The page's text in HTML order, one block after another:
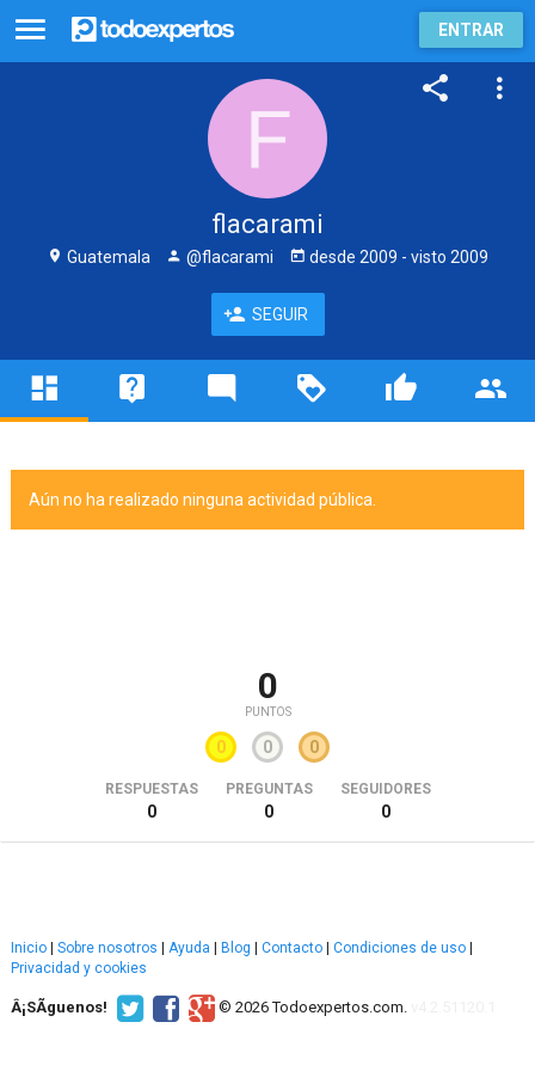
ENTRAR
flacarami
Guatemala @flacarami desde 2009 - visto 2009
SEGUIR
Aún no ha realizado ninguna actividad pública.
0
PUNTOS
0 0 0
RESPUESTAS
0
PREGUNTAS
0
SEGUIDORES
0
Inicio Sobre nosotros Ayuda Blog Contacto Condiciones de uso
Privacidad y cookies
Â¡SÃ­guenos! © 2026 Todoexpertos.com.